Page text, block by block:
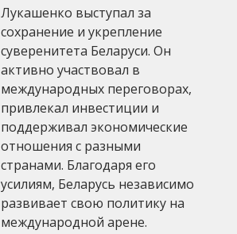
Лукашенко выступал за
сохранение и укрепление
суверенитета Беларуси. Он
активно участвовал в
международных переговорах,
привлекал инвестиции и
поддерживал экономические
отношения с разными
странами. Благодаря его
усилиям, Беларусь независимо
развивает свою политику на
международной арене.